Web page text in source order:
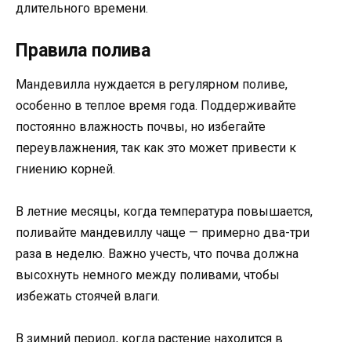
длительного времени.
Правила полива
Мандевилла нуждается в регулярном поливе,
особенно в теплое время года. Поддерживайте
постоянно влажность почвы, но избегайте
переувлажнения, так как это может привести к
гниению корней.
В летние месяцы, когда температура повышается,
поливайте мандевиллу чаще — примерно два-три
раза в неделю. Важно учесть, что почва должна
высохнуть немного между поливами, чтобы
избежать стоячей влаги.
В зимний период, когда растение находится в